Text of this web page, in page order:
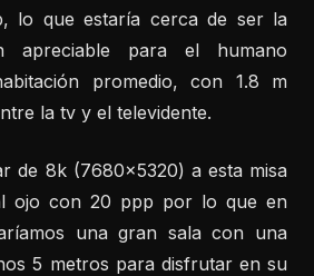
lo que estaría cerca de ser la
apreciable para el humano
promedio, con 1.8 m
la tv y el televidente.
de 8k (7680×5320) a esta misa
ojo con 20 ppp por lo que en
una gran sala con una
5 metros para disfrutar en su